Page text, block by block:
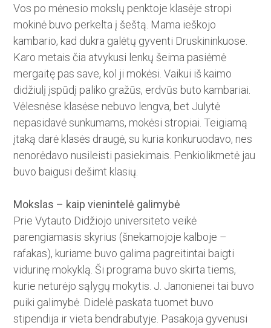
Vos po mėnesio mokslų penktoje klasėje stropi
mokinė buvo perkelta į šeštą. Mama ieškojo
kambario, kad dukra galėtų gyventi Druskininkuose.
Karo metais čia atvykusi­ lenkų šeima pasiėmė
mergaitę pas save, kol ji mokėsi. Vaikui iš kaimo
didžiulį įspūdį paliko gražūs, er­d­vūs buto kambariai.
Vėlesnėse klasėse nebuvo lengva, bet Julytė
nepasidavė sunkumams, mokėsi stropiai. Teigiamą
įtaką darė klasės draugė, su kuria konkuruo­davo, nes
nenorėdavo nusileisti pasiekimais. Penkiolikmetė jau
buvo ­baigusi dešimt klasių.
Mokslas – kaip vienintelė galimybė
Prie Vytauto Didžiojo universiteto veikė
parengiamasis skyrius (šnekamojoje kalboje –
rafakas), ku­riame buvo galima pagreitintai ­baigti
vidurinę mokyklą. Ši programa buvo skirta tiems,
kurie neturėjo sąlygų mokytis. J. Janonienei tai buvo
puiki galimybė. Didelė paskata tuomet buvo
stipendija ir vieta bendrabutyje. Pasakoja gyvenusi